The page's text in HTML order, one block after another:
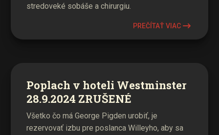
stredoveké sobáše a chirurgiu.
PREČÍTAŤ VIAC
Poplach v hoteli Westminster
28.9.2024 ZRUŠENÉ
Všetko čo má George Pigden urobiť, je
rezervovať izbu pre poslanca Willeyho, aby sa